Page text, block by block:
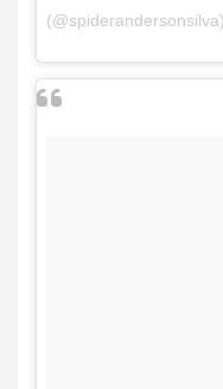
(@spiderandersonsilva)